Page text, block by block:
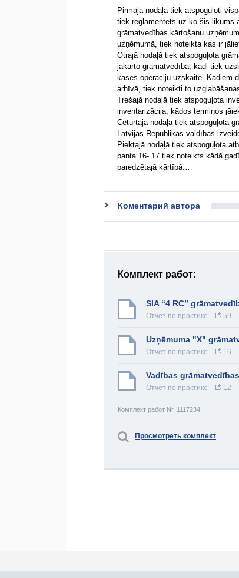
Pirmajā nodaļā tiek atspoguļoti
tiek reglamentēts uz ko šis likums
grāmatvedības kārtošanu
uzņēmumā, tiek noteikta kas ir
Otrajā nodaļā tiek atspoguļota
jākārto grāmatvedība, kādi tiek
kases operāciju uzskaite. Kādiem
arhīvā, tiek noteikti to
Trešajā nodaļā tiek atspoguļota
inventarizācija, kādos termiņos
Ceturtajā nodaļā tiek atspoguļota
Latvijas Republikas valdības
Piektajā nodaļā tiek atspoguļota
panta 16- 17 tiek noteikts kādā
paredzētajā kārtībā.…
Коментарий автора
Комплект работ:
SIA “4 RC”
Отчёт по практике 59
Uzņēmuma "X"
Отчёт по практике 16
Vadības
Отчёт по практике 12
Комплект работ Nr. 1117234
Просмотреть комплект